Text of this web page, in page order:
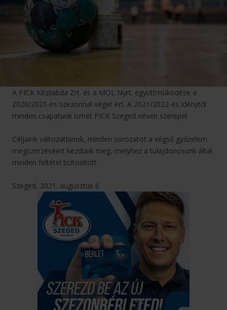
A PICK Kézilabda Zrt. és a MOL Nyrt. együttműködése a
2020/2021-es szezonnal véget ért. A 2021/2022-es idénytől
minden csapatunk ismét PICK Szeged néven szerepel.
Céljaink változatlanok, minden sorozatot a végső győzelem
megszerzéséért kezdünk meg, melyhez a tulajdonosunk által
minden feltétel biztosított.
Szeged, 2021. augusztus 6.